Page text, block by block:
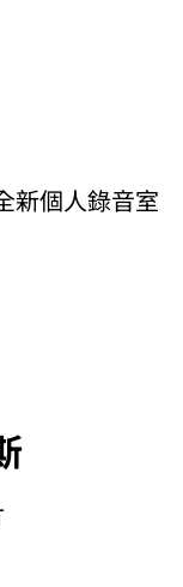
新個人錄音室